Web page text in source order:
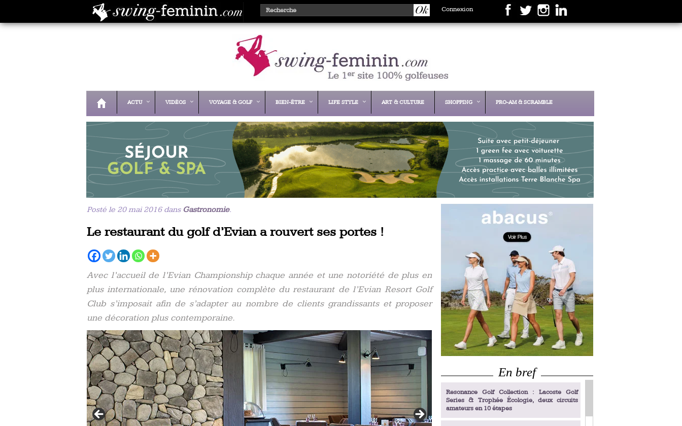
Connexion
ACTU VIDÉOS VOYAGE & GOLF BIEN-ÊTRE LIFE STYLE ART & CULTURE SHOPPING PRO-AM & SCRAMBLE
Posté le 20 mai 2016 dans Gastronomie.
Le restaurant du golf d’Evian a rouvert ses portes !
Avec l’accueil de l’Evian Championship chaque année et une notoriété de plus en
plus internationale, une rénovation complète du restaurant de l’Evian Resort Golf
Club s’imposait afin de s’adapter au nombre de clients grandissants et proposer
une décoration plus contemporaine.
En bref
Resonance Golf Collection : Lacoste Golf
Series & Trophée Écologie, deux circuits
amateurs en 10 étapes